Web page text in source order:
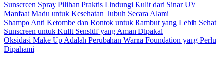
Sunscreen Spray Pilihan Praktis Lindungi Kulit dari Sinar UV
Manfaat Madu untuk Kesehatan Tubuh Secara Alami
Shampo Anti Ketombe dan Rontok untuk Rambut yang Lebih Sehat
Sunscreen untuk Kulit Sensitif yang Aman Dipakai
Oksidasi Make Up Adalah Perubahan Warna Foundation yang Perlu
Dipahami